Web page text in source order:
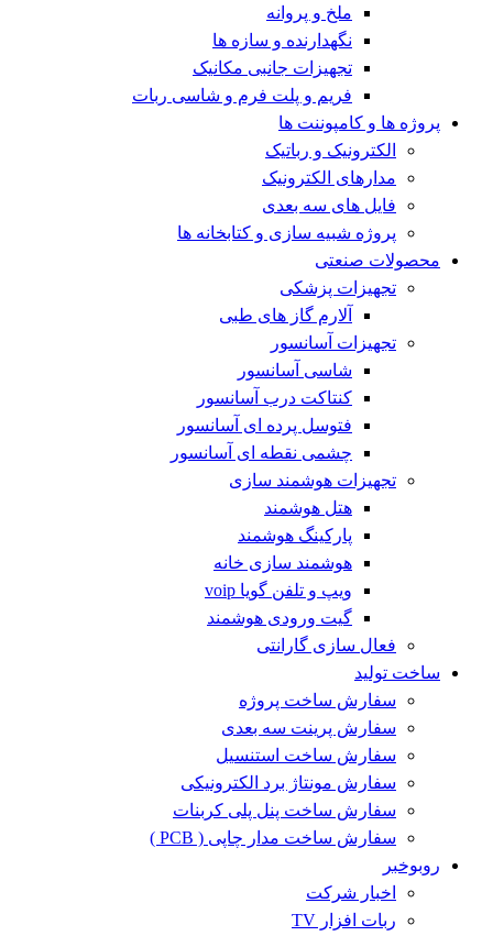
ملخ و پروانه
نگهدارنده و سازه ها
تجهیزات جانبی مکانیک
فریم و پلت فرم و شاسی ربات
پروژه ها و کامپوننت ها
الکترونیک و رباتیک
مدارهای الکترونیک
فایل های سه بعدی
پروژه شبیه سازی و کتابخانه ها
محصولات صنعتی
تجهیزات پزشکی
آلارم گاز های طبی
تجهیزات آسانسور
شاسی آسانسور
کنتاکت درب آسانسور
فتوسل پرده ای آسانسور
چشمی نقطه ای آسانسور
تجهیزات هوشمند سازی
هتل هوشمند
پارکینگ هوشمند
هوشمند سازی خانه
ویپ و تلفن گویا voip
گیت ورودی هوشمند
فعال سازی گارانتی
ساخت تولید
سفارش ساخت پروژه
سفارش پرینت سه بعدی
سفارش ساخت استنسیل
سفارش مونتاژ برد الکترونیکی
سفارش ساخت پنل پلی کربنات
سفارش ساخت مدار چاپی ( PCB )
روبوخبر
اخبار شرکت
ربات افزار TV